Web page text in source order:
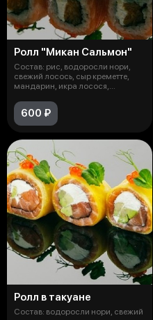
Ролл "Микан Сальмон"
Состав: рис, водоросли нори,
свежий лосось, сыр креметте,
мандарин, икра лосося,
600 ₽
Ролл в такуане
Состав: водоросли нори, свежий